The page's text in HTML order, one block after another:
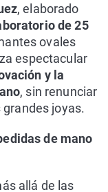
, elaborado
de 25
ovales
espectacular
y la
, sin renunciar
joyas.
de mano
allá de las